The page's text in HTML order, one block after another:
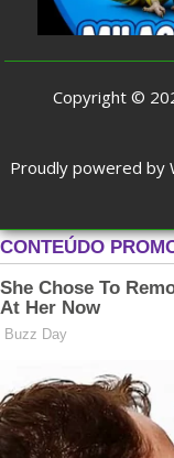
Copyright ©
Proudly powered by